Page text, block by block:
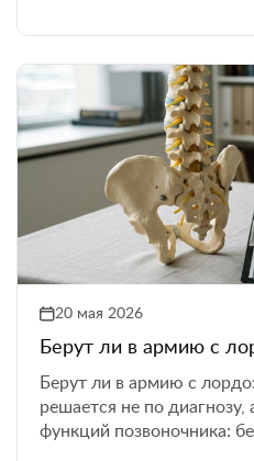
20 мая 2026
Берут ли в армию с
Берут ли в армию с
решается не по
функций позвоночника: